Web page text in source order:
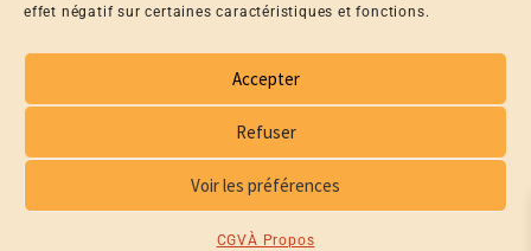
effet négatif sur certaines caractéristiques et fonctions.
Accepter
Refuser
Voir les préférences
CGVÀ Propos
PRODUITS SIMILAIRES